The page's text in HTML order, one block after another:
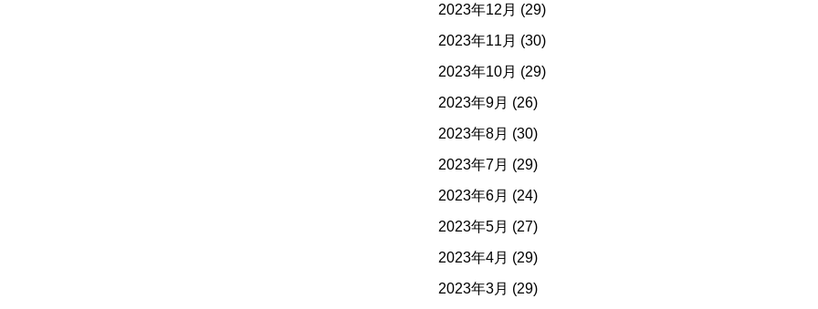
2023年12月 (29)
2023年11月 (30)
2023年10月 (29)
2023年9月 (26)
2023年8月 (30)
2023年7月 (29)
2023年6月 (24)
2023年5月 (27)
2023年4月 (29)
2023年3月 (29)